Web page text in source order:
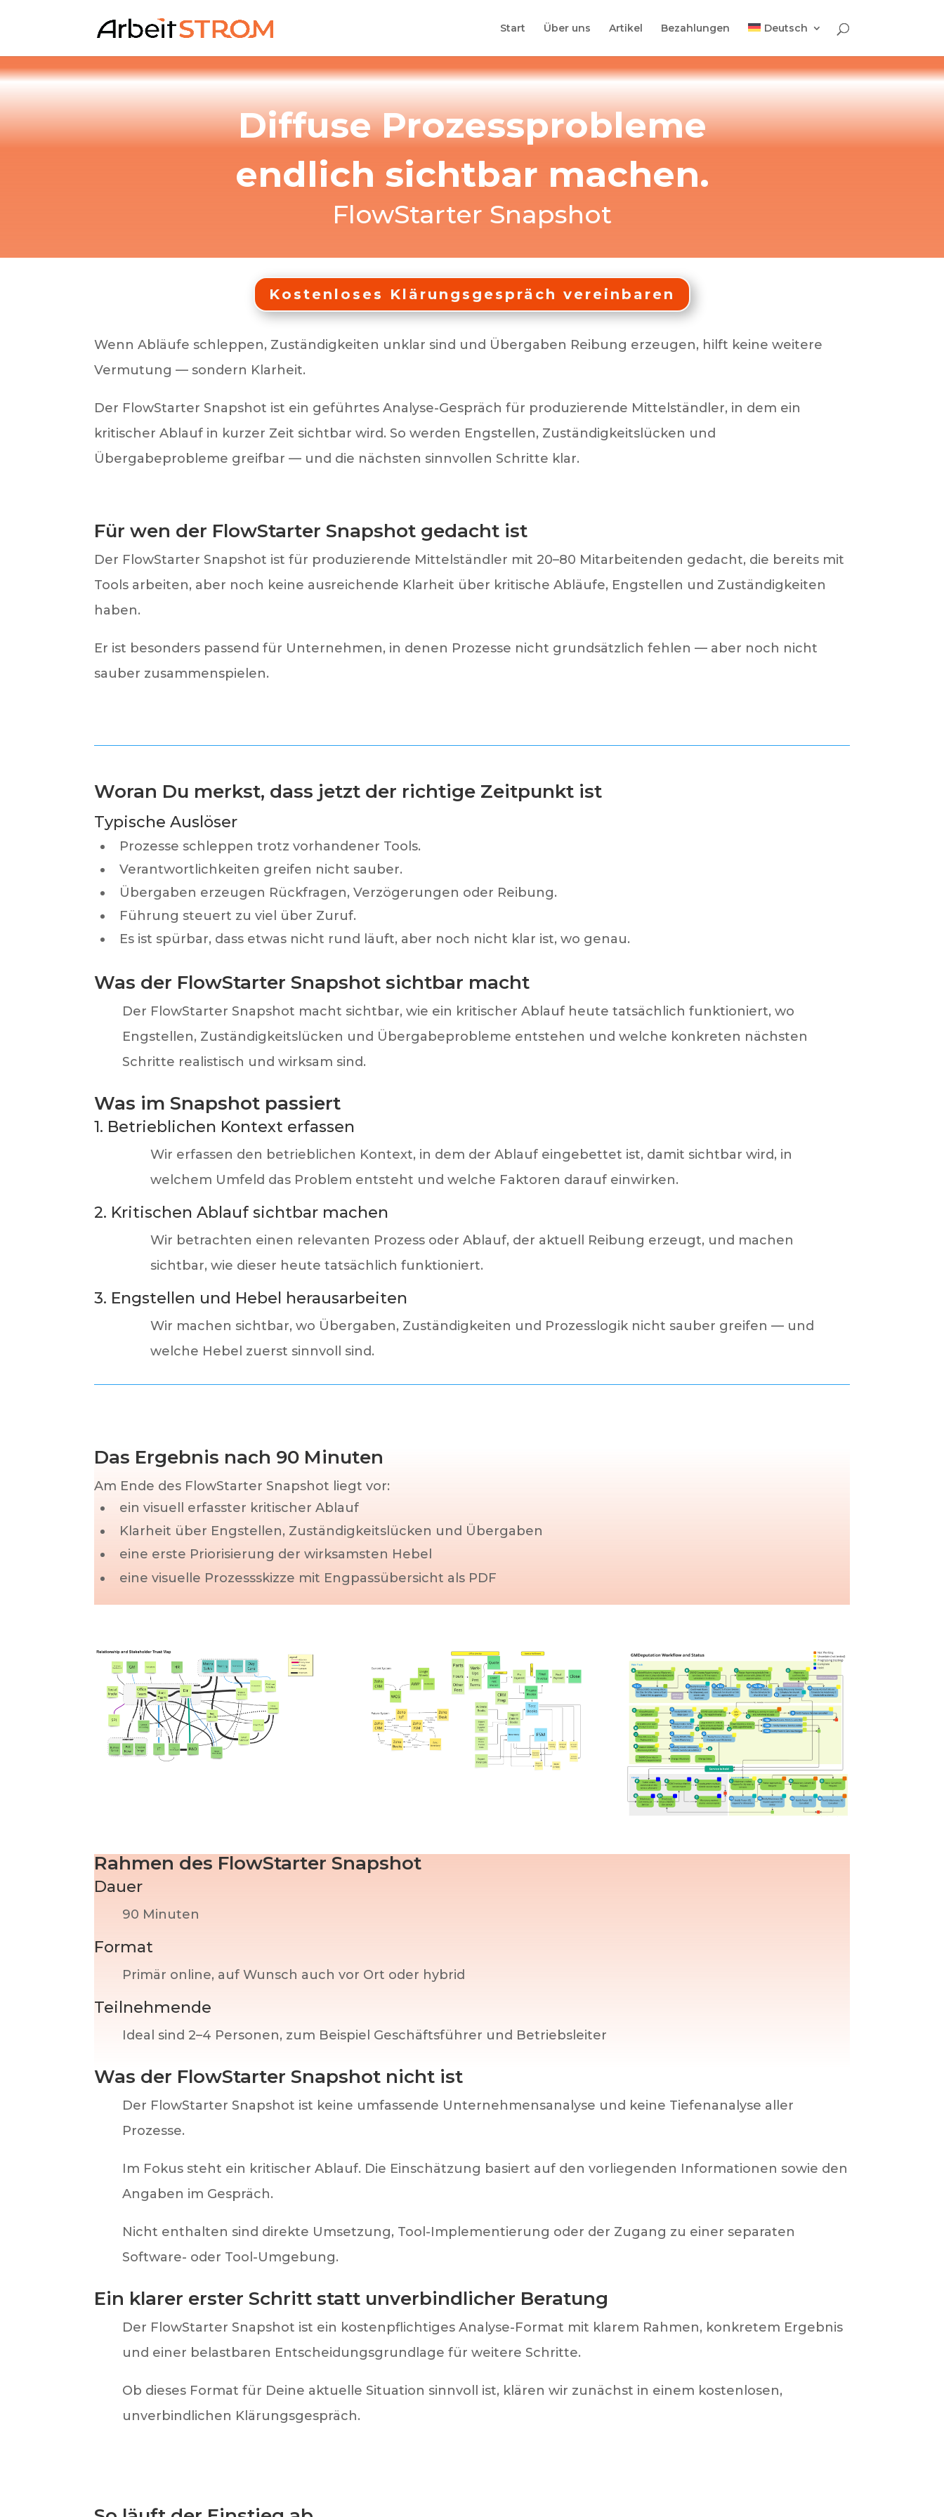
Start Über uns Artikel Bezahlungen Deutsch
Diffuse Prozessprobleme
endlich sichtbar machen.
FlowStarter Snapshot
Kostenloses Klärungsgespräch vereinbaren
Wenn Abläufe schleppen, Zuständigkeiten unklar sind und Übergaben Reibung erzeugen, hilft keine weitere
Vermutung — sondern Klarheit.
Der FlowStarter Snapshot ist ein geführtes Analyse-Gespräch für produzierende Mittelständler, in dem ein
kritischer Ablauf in kurzer Zeit sichtbar wird. So werden Engstellen, Zuständigkeitslücken und
Übergabeprobleme greifbar — und die nächsten sinnvollen Schritte klar.
Für wen der FlowStarter Snapshot gedacht ist
Der FlowStarter Snapshot ist für produzierende Mittelständler mit 20–80 Mitarbeitenden gedacht, die bereits mit
Tools arbeiten, aber noch keine ausreichende Klarheit über kritische Abläufe, Engstellen und Zuständigkeiten
haben.
Er ist besonders passend für Unternehmen, in denen Prozesse nicht grundsätzlich fehlen — aber noch nicht
sauber zusammenspielen.
Woran Du merkst, dass jetzt der richtige Zeitpunkt ist
Typische Auslöser
Prozesse schleppen trotz vorhandener Tools.
Verantwortlichkeiten greifen nicht sauber.
Übergaben erzeugen Rückfragen, Verzögerungen oder Reibung.
Führung steuert zu viel über Zuruf.
Es ist spürbar, dass etwas nicht rund läuft, aber noch nicht klar ist, wo genau.
Was der FlowStarter Snapshot sichtbar macht
Der FlowStarter Snapshot macht sichtbar, wie ein kritischer Ablauf heute tatsächlich funktioniert, wo
Engstellen, Zuständigkeitslücken und Übergabeprobleme entstehen und welche konkreten nächsten
Schritte realistisch und wirksam sind.
Was im Snapshot passiert
1. Betrieblichen Kontext erfassen
Wir erfassen den betrieblichen Kontext, in dem der Ablauf eingebettet ist, damit sichtbar wird, in
welchem Umfeld das Problem entsteht und welche Faktoren darauf einwirken.
2. Kritischen Ablauf sichtbar machen
Wir betrachten einen relevanten Prozess oder Ablauf, der aktuell Reibung erzeugt, und machen
sichtbar, wie dieser heute tatsächlich funktioniert.
3. Engstellen und Hebel herausarbeiten
Wir machen sichtbar, wo Übergaben, Zuständigkeiten und Prozesslogik nicht sauber greifen — und
welche Hebel zuerst sinnvoll sind.
Das Ergebnis nach 90 Minuten
Am Ende des FlowStarter Snapshot liegt vor:
ein visuell erfasster kritischer Ablauf
Klarheit über Engstellen, Zuständigkeitslücken und Übergaben
eine erste Priorisierung der wirksamsten Hebel
eine visuelle Prozessskizze mit Engpassübersicht als PDF
Rahmen des FlowStarter Snapshot
Dauer
90 Minuten
Format
Primär online, auf Wunsch auch vor Ort oder hybrid
Teilnehmende
Ideal sind 2–4 Personen, zum Beispiel Geschäftsführer und Betriebsleiter
Was der FlowStarter Snapshot nicht ist
Der FlowStarter Snapshot ist keine umfassende Unternehmensanalyse und keine Tiefenanalyse aller
Prozesse.
Im Fokus steht ein kritischer Ablauf. Die Einschätzung basiert auf den vorliegenden Informationen sowie den
Angaben im Gespräch.
Nicht enthalten sind direkte Umsetzung, Tool-Implementierung oder der Zugang zu einer separaten
Software- oder Tool-Umgebung.
Ein klarer erster Schritt statt unverbindlicher Beratung
Der FlowStarter Snapshot ist ein kostenpflichtiges Analyse-Format mit klarem Rahmen, konkretem Ergebnis
und einer belastbaren Entscheidungsgrundlage für weitere Schritte.
Ob dieses Format für Deine aktuelle Situation sinnvoll ist, klären wir zunächst in einem kostenlosen,
unverbindlichen Klärungsgespräch.